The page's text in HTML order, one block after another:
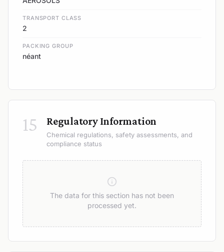
TRANSPORT CLASS
2
PACKING GROUP
néant
15 Regulatory Information
Chemical regulations, safety assessments, and
compliance status
The data for this section has not been
processed yet.